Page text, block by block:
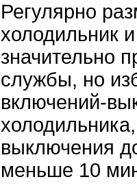
Регулярно
холодильник
значительно
службы, но
включений-
выключения
меньше 10